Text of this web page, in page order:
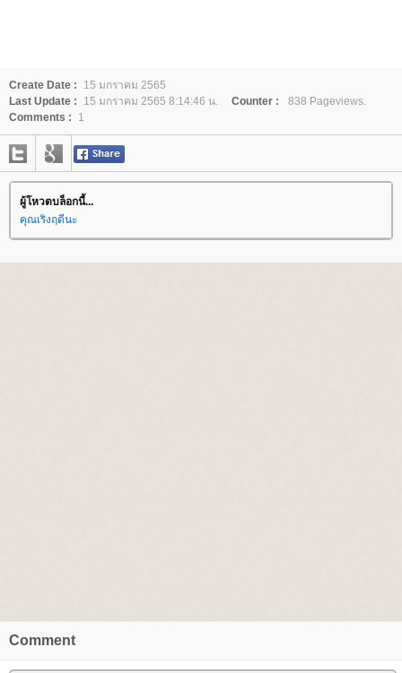
Create Date :
15 มกราคม 2565
Last Update :
15 มกราคม 2565 8:14:46 น. Counter :
838 Pageviews.
Comments :
1
ผู้โหวตบล็อกนี้...
คุณเริงฤดีนะ
Comment